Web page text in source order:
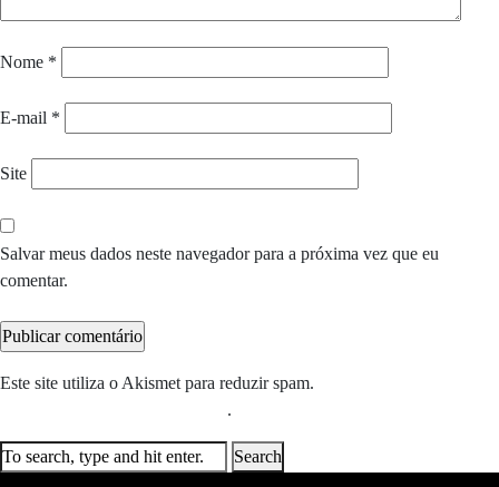
Nome *
E-mail *
Site
Salvar meus dados neste navegador para a próxima vez que eu
comentar.
Este site utiliza o Akismet para reduzir spam.
.
Search